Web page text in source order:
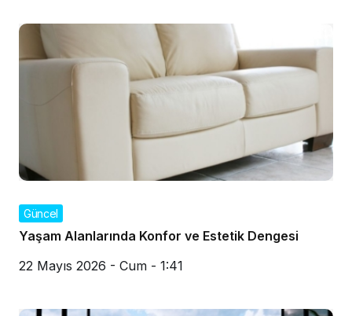
Güncel
Yaşam Alanlarında Konfor ve Estetik Dengesi
22 Mayıs 2026 - Cum - 1:41